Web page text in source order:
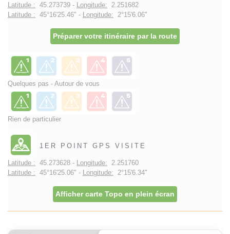
Latitude : 45.273739 - Longitude: 2.251682
Latitude : 45°16'25.46" - Longitude: 2°15'6.06"
Préparer votre itinéraire par la route
Quelques pas - Autour de vous
Rien de particulier
1ER POINT GPS VISITE
Latitude : 45.273628 - Longitude: 2.251760
Latitude : 45°16'25.06" - Longitude: 2°15'6.34"
Afficher carte Topo en plein écran